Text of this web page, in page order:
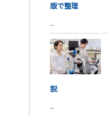
版で整理
...
説
...